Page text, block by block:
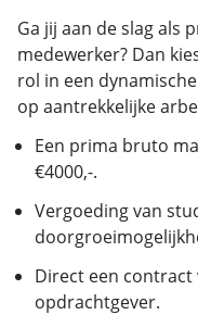
Ga jij aan de slag als
medewerker? Dan
rol in een
op aantrekkelijke
Een prima bruto
€4000,-.
Vergoeding van
Direct een
opdrachtgever.